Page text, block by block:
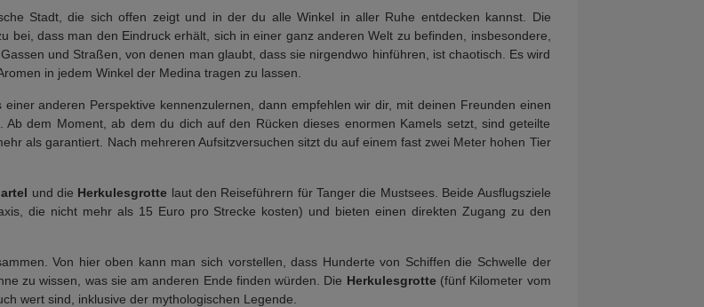
Stadt, die sich offen zeigt und in der du alle Winkel in aller Ruhe entdecken kannst. Die
bei, dass man den Eindruck erhält, sich in einer ganz anderen Welt zu befinden, insbesondere,
und Straßen, von denen man glaubt, dass sie nirgendwo hinführen, ist chaotisch. Es wird
in jedem Winkel der Medina tragen zu lassen.
anderen Perspektive kennenzulernen, dann empfehlen wir dir, mit deinen Freunden einen
dem Moment, ab dem du dich auf den Rücken dieses enormen Kamels setzt, sind geteilte
als garantiert. Nach mehreren Aufsitzversuchen sitzt du auf einem fast zwei Meter hohen Tier
und die Herkulesgrotte laut den Reiseführern für Tanger die Mustsees. Beide Ausflugsziele
die nicht mehr als 15 Euro pro Strecke kosten) und bieten einen direkten Zugang zu den
Von hier oben kann man sich vorstellen, dass Hunderte von Schiffen die Schwelle der
zu wissen, was sie am anderen Ende finden würden. Die Herkulesgrotte(fünf Kilometer vom
wert sind, inklusive der mythologischen Legende.